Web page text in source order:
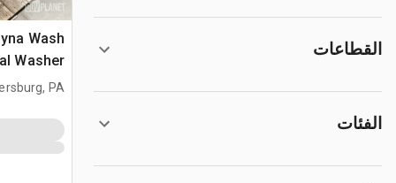
القطاعات
الفئات
Wash
Washer
PA